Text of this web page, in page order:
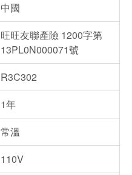
中國
旺旺友聯產險 1200字第
13PL0N000071號
R3C302
1年
常溫
110V